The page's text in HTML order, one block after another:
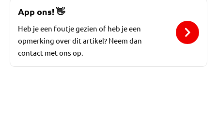
App ons!👋
Heb je een foutje gezien of heb je een
opmerking over dit artikel? Neem dan
contact met ons op.